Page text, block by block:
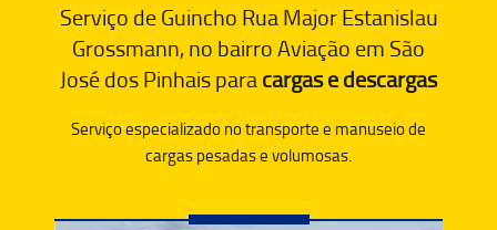
Serviço de Guincho Rua Major Estanislau
Grossmann, no bairro Aviação em São
José dos Pinhais paracargas e descargas
Serviço especializado no transporte e manuseio de
cargas pesadas e volumosas.